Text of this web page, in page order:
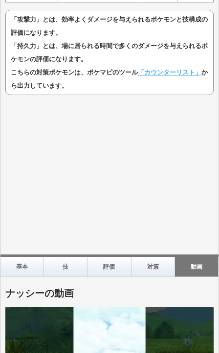
「攻撃力」とは、効率よくダメージを与えられるポケモンと技構成の
評価になります。
「持久力」とは、場に居られる時間で多くのダメージを与えられるポ
ケモンの評価になります。
こちらの対策ポケモンは、ポケマピのツール「カウンターリスト」 か
ら出力しています。
基本 技 評価 対策 動画
ナッシーの動画